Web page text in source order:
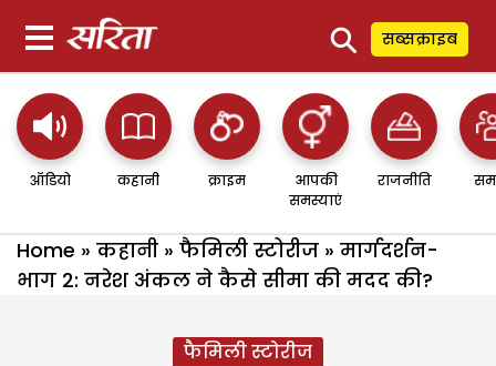
⚲ सब्सक्राइब
ऑडियो कहानी क्राइम
आपकी
समस्याएं
राजनीति
Home » कहानी » फैमिली स्टोरीज » मार्गदर्शन-
भाग 2: नरेश अंकल ने कैसे सीमा की मदद की?
फैमिली स्टोरीज